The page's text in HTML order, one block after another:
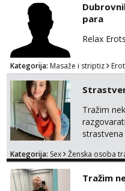
dostupna
obitelj) -
zaštitu Ne
para
Relax
Kategorija: Masaže i striptiz
Tražim
Voljela bi
ispod i
Kategorija: Sex Ženska osoba
Tražim